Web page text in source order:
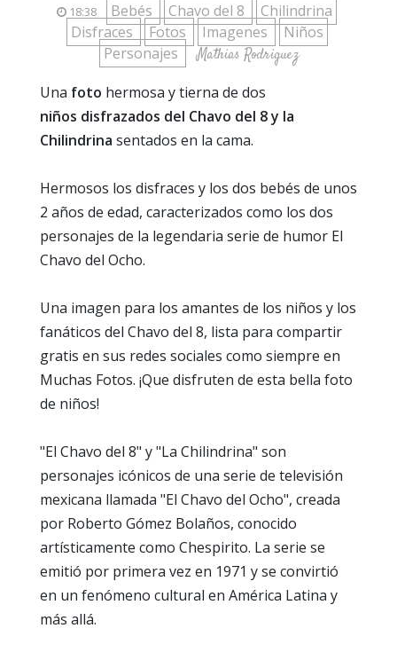
18:38 Bebés Chavo del 8
Chilindrina
Disfraces
Fotos Imagenes
Niños
Personajes
Mathias Rodriguez
Una foto hermosa y tierna de dos
niños disfrazados del Chavo del 8 y la
Chilindrina sentados en la cama.
Hermosos los disfraces y los dos bebés de unos
2 años de edad, caracterizados como los dos
personajes de la legendaria serie de humor El
Chavo del Ocho.
Una imagen para los amantes de los niños y los
fanáticos del Chavo del 8, lista para compartir
gratis en sus redes sociales como siempre en
Muchas Fotos. ¡Que disfruten de esta bella foto
de niños!
"El Chavo del 8" y "La Chilindrina" son
personajes icónicos de una serie de televisión
mexicana llamada "El Chavo del Ocho", creada
por Roberto Gómez Bolaños, conocido
artísticamente como Chespirito. La serie se
emitió por primera vez en 1971 y se convirtió
en un fenómeno cultural en América Latina y
más allá.